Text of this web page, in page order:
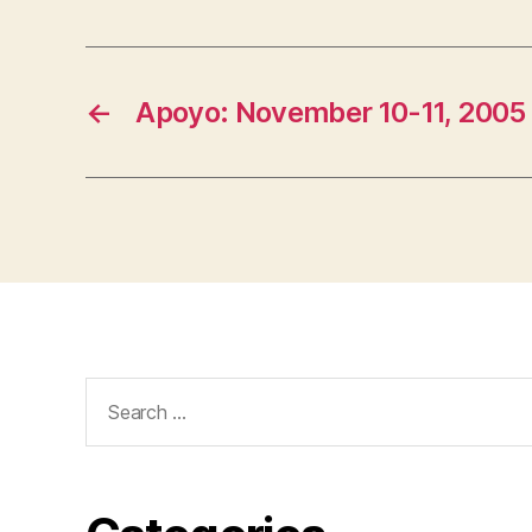
← Apoyo: November 10-11,
for: